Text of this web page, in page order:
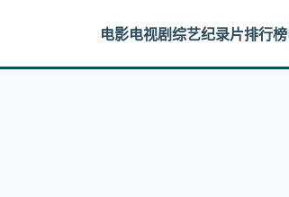
电影电视剧综艺纪录片排行榜